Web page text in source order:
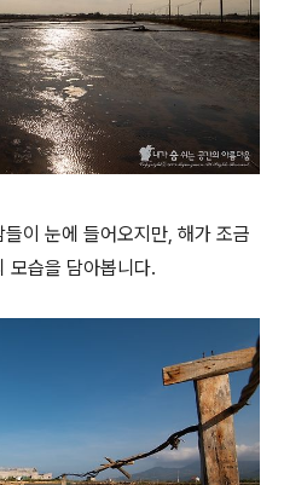
이 눈에 들어오지만, 해가 조금
모습을 담아봅니다.